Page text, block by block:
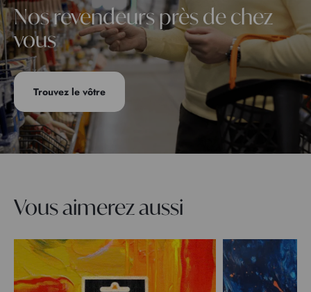
Nos revendeurs près de chez
vous
Trouvez le vôtre
Vous aimerez aussi